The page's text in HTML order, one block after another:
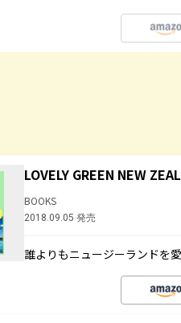
LOVELY GREEN NEW
BOOKS
2018.09.05 発売
誰よりもニュージーランドを